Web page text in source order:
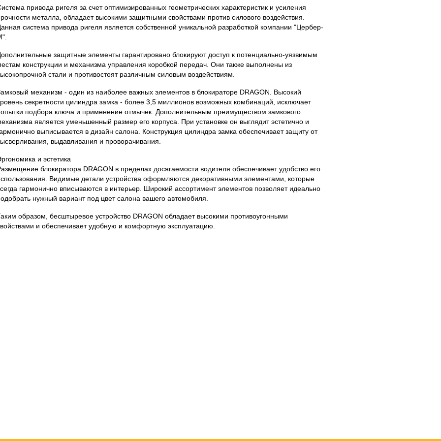
привода ригеля за счет оптимизированных геометрических характеристик и усиления
металла, обладает высокими защитными свойствами против силового воздействия.
система привода ригеля является собственной уникальной разработкой компании "Цербер-
защитные элементы гарантировано блокируют доступ к потенциально-уязвимым
конструкции и механизма управления коробкой передач. Они также выполнены из
стали и противостоят различным силовым воздействиям.
механизм - один из наиболее важных элементов в блокираторе DRAGON. Высокий
секретности цилиндра замка - более 3,5 миллионов возможных комбинаций, исключает
подбора ключа и применение отмычек. Дополнительным преимуществом замкового
является уменьшенный размер его корпуса. При установке он выглядит эстетично и
выписывается в дизайн салона. Конструкция цилиндра замка обеспечивает защиту от
выдавливания и проворачивания.
и эстетика
блокиратора DRAGON в пределах досягаемости водителя обеспечивает удобство его
Видимые детали устройства оформляются декоративными элементами, которые
гармонично вписываются в интерьер. Широкий ассортимент элементов позволяет идеально
нужный вариант под цвет салона вашего автомобиля.
образом, бесштыревое устройство DRAGON обладает высокими противоугонными
и обеспечивает удобную и комфортную эксплуатацию.